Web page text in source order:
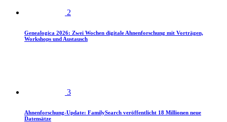
2
Genealogica 2026: Zwei Wochen digitale Ahnenforschung mit Vorträgen,
Workshops und Austausch
3
Ahnenforschung-Update: FamilySearch veröffentlicht 18 Millionen neue
Datensätze